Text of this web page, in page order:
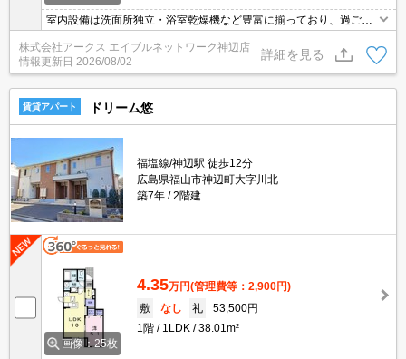
室内設備は洗面所独立・浴室乾燥機など豊富に揃っており、過ごし
ンターホンを通じて室内から会話することができます。BSに加入し
てすぐBSが視聴できるBS受信設備のある物件です。設備も充実し
ていて住みやすい、魅力が詰まったアパートです。
株式会社アークス エイブルネットワーク神辺店
情報更新日 2026/08/02
詳細を見る
賃貸アパート ドリーム悠
福塩線/神辺駅 徒歩12分
広島県福山市神辺町大字川北
築7年
2階建
画像：25枚
4.35万円(管理費等：2,900円)
敷
なし 礼
53,500円
1階
1LDK 38.01m²